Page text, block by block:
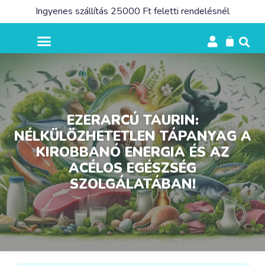
Ingyenes szállítás 25000 Ft feletti rendelésnél
EZERARCÚ TAURIN:
NÉLKÜLÖZHETETLEN TÁPANYAG A
KIROBBANÓ ENERGIA ÉS AZ
ACÉLOS EGÉSZSÉG
SZOLGÁLATÁBAN!